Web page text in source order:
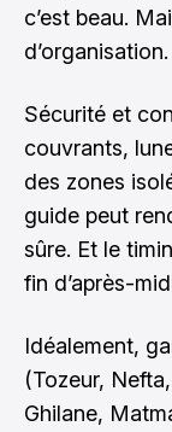
c’est beau.
d’organisation.
Sécurité et
couvrants,
des zones
guide peut
sûre. Et le
fin d’après-
Idéalement,
(Tozeur,
Ghilane,